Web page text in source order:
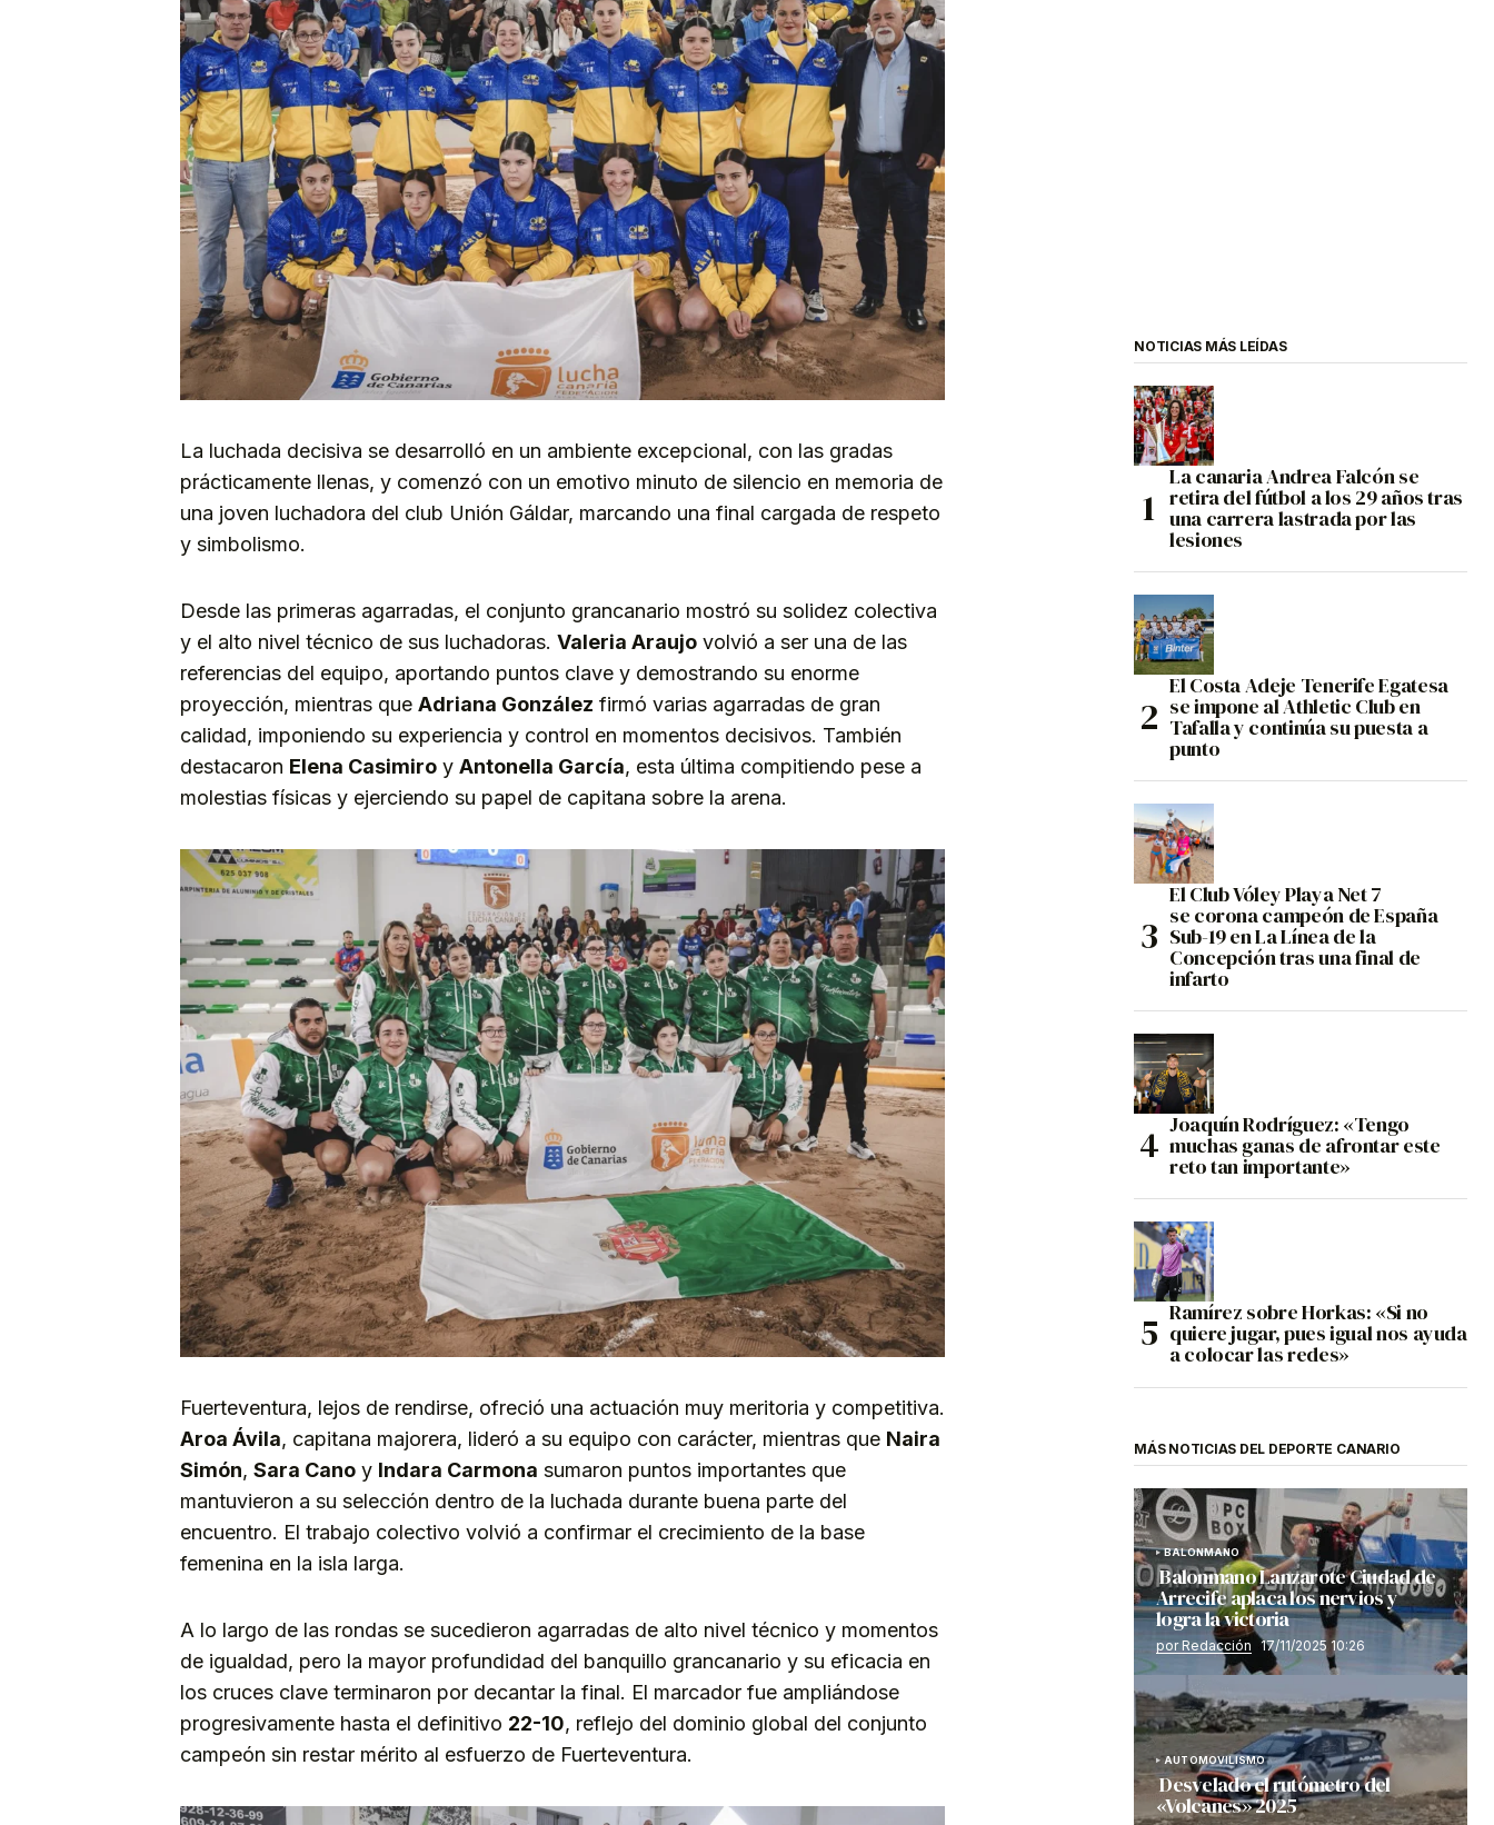
La luchada decisiva se desarrolló en un ambiente excepcional, con las gradas
prácticamente llenas, y comenzó con un emotivo minuto de silencio en memoria de
una joven luchadora del club Unión Gáldar, marcando una final cargada de respeto
y simbolismo.
Desde las primeras agarradas, el conjunto grancanario mostró su solidez colectiva
y el alto nivel técnico de sus luchadoras. Valeria Araujo volvió a ser una de las
referencias del equipo, aportando puntos clave y demostrando su enorme
proyección, mientras que Adriana González firmó varias agarradas de gran
calidad, imponiendo su experiencia y control en momentos decisivos. También
destacaron Elena Casimiro y Antonella García, esta última compitiendo pese a
molestias físicas y ejerciendo su papel de capitana sobre la arena.
Fuerteventura, lejos de rendirse, ofreció una actuación muy meritoria y competitiva.
Aroa Ávila, capitana majorera, lideró a su equipo con carácter, mientras que Naira
Simón, Sara Cano y Indara Carmona sumaron puntos importantes que
mantuvieron a su selección dentro de la luchada durante buena parte del
encuentro. El trabajo colectivo volvió a confirmar el crecimiento de la base
femenina en la isla larga.
A lo largo de las rondas se sucedieron agarradas de alto nivel técnico y momentos
de igualdad, pero la mayor profundidad del banquillo grancanario y su eficacia en
los cruces clave terminaron por decantar la final. El marcador fue ampliándose
progresivamente hasta el definitivo 22-10, reflejo del dominio global del conjunto
campeón sin restar mérito al esfuerzo de Fuerteventura.
NOTICIAS MÁS LEÍDAS
La canaria Andrea Falcón se
retira del fútbol a los 29 años tras
una carrera lastrada por las
lesiones
El Costa Adeje Tenerife Egatesa
se impone al Athletic Club en
Tafalla y continúa su puesta a
punto
El Club Vóley Playa Net 7
se corona campeón de España
Sub-19 en La Línea de la
Concepción tras una final de
infarto
Joaquín Rodríguez: «Tengo
muchas ganas de afrontar este
reto tan importante»
Ramírez sobre Horkas: «Si no
quiere jugar, pues igual nos ayuda
a colocar las redes»
MÁS NOTICIAS DEL DEPORTE CANARIO
BALONMANO
Balonmano Lanzarote Ciudad de
Arrecife aplaca los nervios y
logra la victoria
por Redacción 17/11/2025 10:26
AUTOMOVILISMO
Desvelado el rutómetro del
«Volcanes» 2025